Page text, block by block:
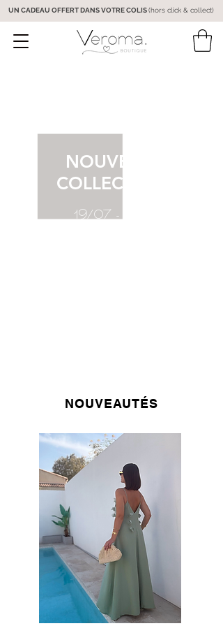
UN CADEAU OFFERT DANS VOTRE COLIS(hors click & collect)
NOUVELLE
COLLECTION
19/07 - 18h
NOUVEAUTÉS